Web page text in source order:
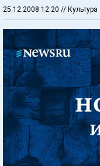
25.12.2008 12:20 // Культура